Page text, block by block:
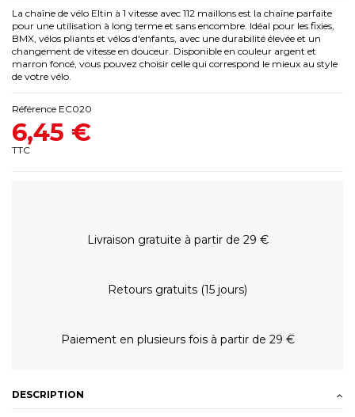
La chaîne de vélo Eltin à 1 vitesse avec 112 maillons est la chaîne parfaite
pour une utilisation à long terme et sans encombre. Idéal pour les fixies,
BMX, vélos pliants et vélos d'enfants, avec une durabilité élevée et un
changement de vitesse en douceur. Disponible en couleur argent et
marron foncé, vous pouvez choisir celle qui correspond le mieux au style
de votre vélo.
Référence EC020
6,45 €
TTC
Livraison gratuite à partir de 29 €
Retours gratuits (15 jours)
Paiement en plusieurs fois à partir de 29 €
DESCRIPTION